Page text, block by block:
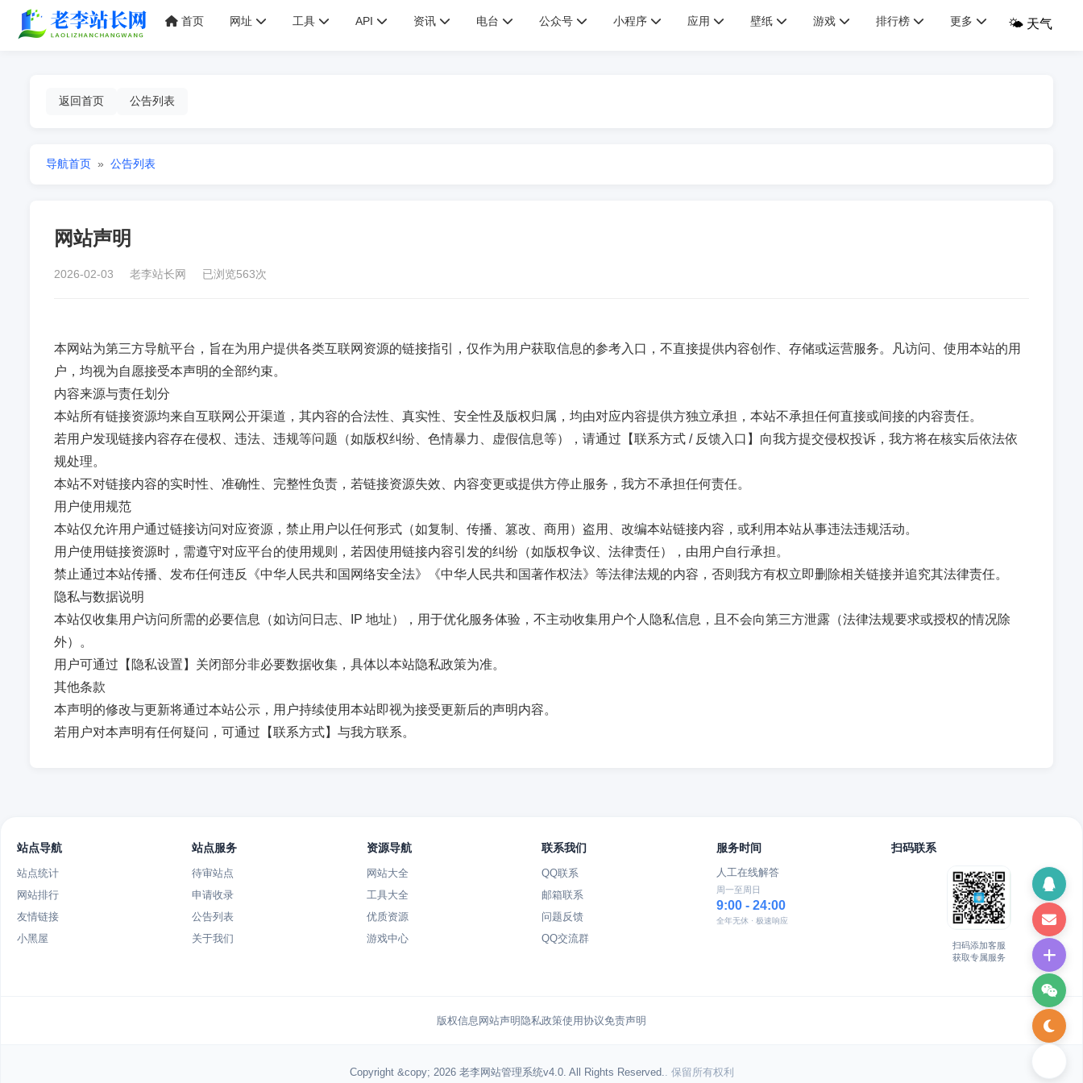
首页 网址 工具 API 资讯 电台 公众号 小程序 应用 壁纸 游戏 排行榜 更多 🌤️ 天气
返回首页 公告列表
导航首页 » 公告列表
网站声明
2026-02-03 老李站长网 已浏览563次
本网站为第三方导航平台，旨在为用户提供各类互联网资源的链接指引，仅作为用户获取信息的参考入口，不直接提供内容创作、存储或运营服务。凡访问、使用本站的用
户，均视为自愿接受本声明的全部约束。
内容来源与责任划分
本站所有链接资源均来自互联网公开渠道，其内容的合法性、真实性、安全性及版权归属，均由对应内容提供方独立承担，本站不承担任何直接或间接的内容责任。
若用户发现链接内容存在侵权、违法、违规等问题（如版权纠纷、色情暴力、虚假信息等），请通过【联系方式 / 反馈入口】向我方提交侵权投诉，我方将在核实后依法依
规处理。
本站不对链接内容的实时性、准确性、完整性负责，若链接资源失效、内容变更或提供方停止服务，我方不承担任何责任。
用户使用规范
本站仅允许用户通过链接访问对应资源，禁止用户以任何形式（如复制、传播、篡改、商用）盗用、改编本站链接内容，或利用本站从事违法违规活动。
用户使用链接资源时，需遵守对应平台的使用规则，若因使用链接内容引发的纠纷（如版权争议、法律责任），由用户自行承担。
禁止通过本站传播、发布任何违反《中华人民共和国网络安全法》《中华人民共和国著作权法》等法律法规的内容，否则我方有权立即删除相关链接并追究其法律责任。
隐私与数据说明
本站仅收集用户访问所需的必要信息（如访问日志、IP 地址），用于优化服务体验，不主动收集用户个人隐私信息，且不会向第三方泄露（法律法规要求或授权的情况除
外）。
用户可通过【隐私设置】关闭部分非必要数据收集，具体以本站隐私政策为准。
其他条款
本声明的修改与更新将通过本站公示，用户持续使用本站即视为接受更新后的声明内容。
若用户对本声明有任何疑问，可通过【联系方式】与我方联系。
站点导航
站点统计
网站排行
友情链接
小黑屋
站点服务
待审站点
申请收录
公告列表
关于我们
资源导航
网站大全
工具大全
优质资源
游戏中心
联系我们
QQ联系
邮箱联系
问题反馈
QQ交流群
服务时间
人工在线解答
周一至周日
9:00 - 24:00
全年无休 · 极速响应
扫码联系
扫码添加客服
获取专属服务
版权信息 网站声明 隐私政策使用协议免责声明
Copyright &copy; 2026 老李网站管理系统v4.0. All Rights Reserved.. 保留所有权利